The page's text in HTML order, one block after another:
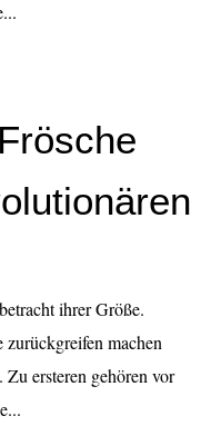
ihrer Größe.
machen
ersteren gehören vor